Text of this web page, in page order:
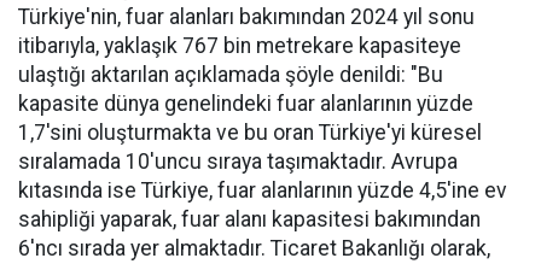
Türkiye'nin, fuar alanları bakımından 2024 yıl sonu
itibarıyla, yaklaşık 767 bin metrekare kapasiteye
ulaştığı aktarılan açıklamada şöyle denildi: "Bu
kapasite dünya genelindeki fuar alanlarının yüzde
1,7'sini oluşturmakta ve bu oran Türkiye'yi küresel
sıralamada 10'uncu sıraya taşımaktadır. Avrupa
kıtasında ise Türkiye, fuar alanlarının yüzde 4,5'ine ev
sahipliği yaparak, fuar alanı kapasitesi bakımından
6'ncı sırada yer almaktadır. Ticaret Bakanlığı olarak,